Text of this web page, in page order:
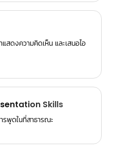
สดงความคิดเห็น และเสนอไอ
Skills
รพูดในที่สาธารณะ